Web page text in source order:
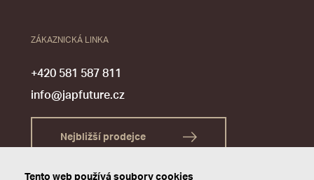
ZÁKAZNICKÁ LINKA
+420 581 587 811
info@japfuture.cz
Nejbližší prodejce
Tento web používá soubory cookies